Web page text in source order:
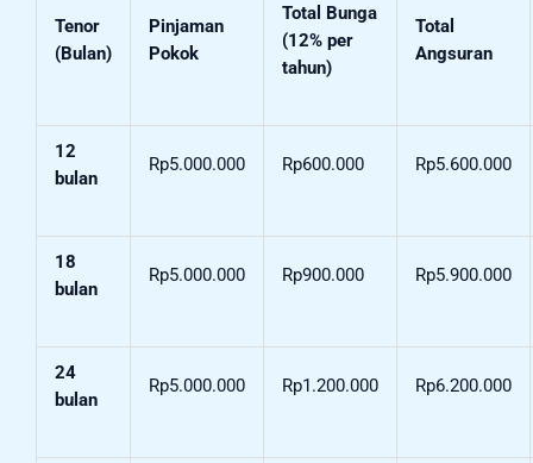
Tenor
(Bulan)
Pinjaman
Pokok
Total Bunga
(12% per
tahun)
Total
Angsuran
12
bulan
Rp5.000.000 Rp600.000 Rp5.600.000
18
bulan
Rp5.000.000 Rp900.000 Rp5.900.000
24
bulan
Rp5.000.000 Rp1.200.000 Rp6.200.000